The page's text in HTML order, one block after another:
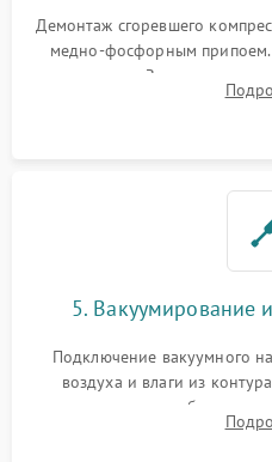
Демонтаж сгоревшего
медно-фосфорным припоем.
осушителя. Замена
сломанных заслонок или
5. Вакуумирование
Подключение вакуумного
воздуха и влаги из
дозированным объемом
электронным весам. Контроль